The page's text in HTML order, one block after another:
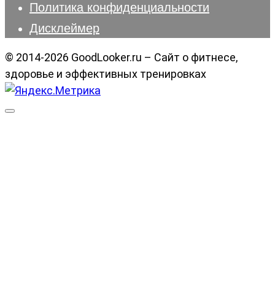
Политика конфиденциальности
Дисклеймер
© 2014-2026 GoodLooker.ru – Сайт о фитнесе,
здоровье и эффективных тренировках